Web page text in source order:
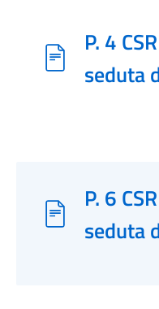
P. 4
seduta
P. 6
seduta